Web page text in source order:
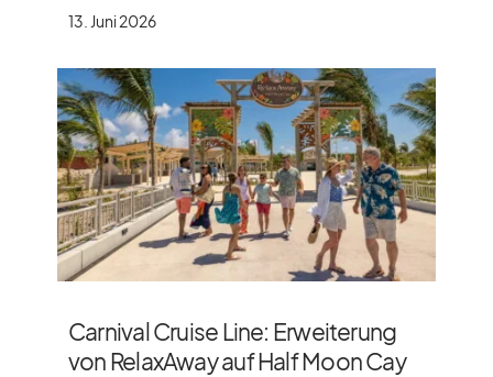
13. Juni 2026
Carnival Cruise Line: Erweiterung
von RelaxAway auf Half Moon Cay